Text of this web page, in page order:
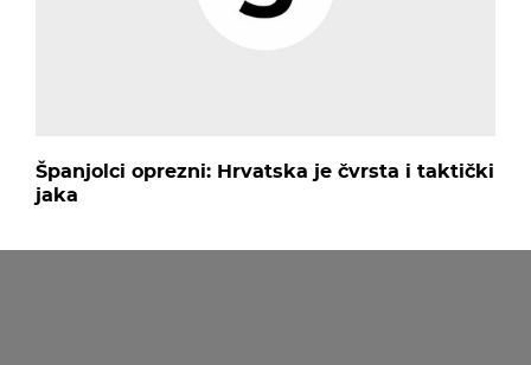
Španjolci oprezni: Hrvatska je čvrsta i taktički
jaka